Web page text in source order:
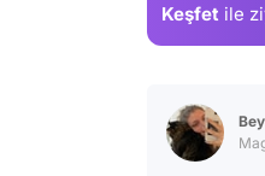
Keşfet ile